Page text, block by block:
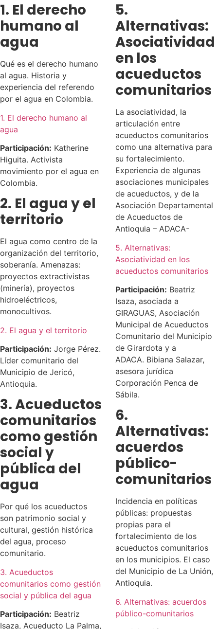
1. El derecho
humano al
agua
Qué es el derecho humano
al agua. Historia y
experiencia del referendo
por el agua en Colombia.
1. El derecho humano al
agua
Participación: Katherine
Higuita. Activista
movimiento por el agua en
Colombia.
2. El agua y el
territorio
El agua como centro de la
organización del territorio,
soberanía. Amenazas:
proyectos extractivistas
(minería), proyectos
hidroeléctricos,
monocultivos.
2. El agua y el territorio
Participación: Jorge Pérez.
Líder comunitario del
Municipio de Jericó,
Antioquia.
3. Acueductos
comunitarios
como gestión
social y
pública del
agua
Por qué los acueductos
son patrimonio social y
cultural, gestión histórica
del agua, proceso
comunitario.
3. Acueductos
comunitarios como gestión
social y pública del agua
Participación: Beatriz
Isaza, Acueducto La Palma,
5.
Alternativas:
Asociatividad
en los
acueductos
comunitarios
La asociatividad, la
articulación entre
acueductos comunitarios
como una alternativa para
su fortalecimiento.
Experiencia de algunas
asociaciones municipales
de acueductos, y de la
Asociación Departamental
de Acueductos de
Antioquia – ADACA-
5. Alternativas:
Asociatividad en los
acueductos comunitarios
Participación: Beatriz
Isaza, asociada a
GIRAGUAS, Asociación
Municipal de Acueductos
Comunitario del Municipio
de Girardota y a
ADACA. Bibiana Salazar,
asesora jurídica
Corporación Penca de
Sábila.
6.
Alternativas:
acuerdos
público-
comunitarios
Incidencia en políticas
públicas: propuestas
propias para el
fortalecimiento de los
acueductos comunitarios
en los municipios. El caso
del Municipio de La Unión,
Antioquia.
6. Alternativas: acuerdos
público-comunitarios